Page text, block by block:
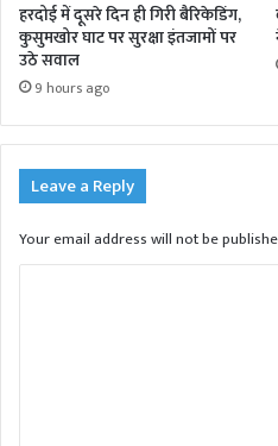
हरदोई में दूसरे दिन ही गिरी बैरिकेडिंग,
कुसुमखोर घाट पर सुरक्षा इंतजामों पर
उठे सवाल
9 hours ago
Leave a Reply
Your email address will not be